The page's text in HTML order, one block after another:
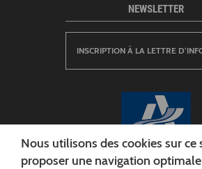
NEWSLETTER
INSCRIPTION À LA LETTRE
Nous utilisons des cookies sur ce
proposer une navigation